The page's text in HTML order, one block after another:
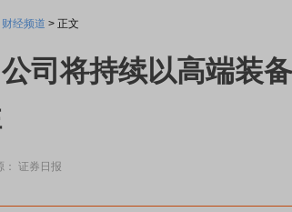
财经频道 > 正文
司将持续以高端装
： 证券日报